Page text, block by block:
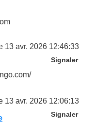
13 avr. 2026 12:46:33
Signaler
13 avr. 2026 12:06:13
Signaler